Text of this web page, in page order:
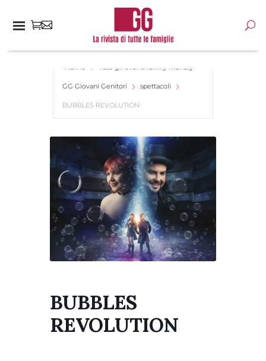
Home Tutti gli eventi family friendly -
GG Giovani Genitori spettacoli
BUBBLES REVOLUTION
BUBBLES
REVOLUTION